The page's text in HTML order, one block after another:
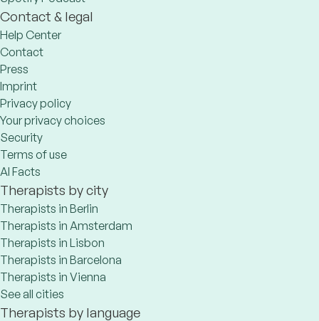
Contact & legal
Help Center
Contact
Press
Imprint
Privacy policy
Your privacy choices
Security
Terms of use
AI Facts
Therapists by city
Therapists in Berlin
Therapists in Amsterdam
Therapists in Lisbon
Therapists in Barcelona
Therapists in Vienna
See all cities
Therapists by language